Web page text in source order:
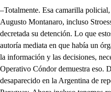
–Totalmente. Esa camarilla
Augusto Montanaro, incluso
decretada su detención. Lo que
autoría mediata en que había un
la información y las decisiones,
Operativo Cóndor demuestra eso.
desaparecido en la Argentina de